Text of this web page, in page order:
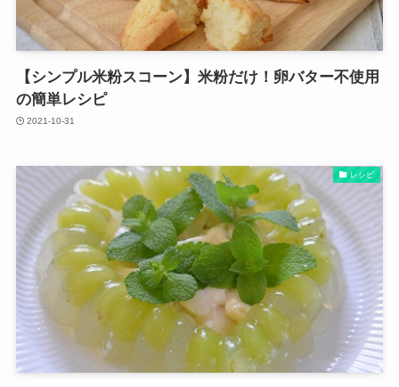
【シンプル米粉スコーン】米粉だけ！卵バター不使用
の簡単レシピ
2021-10-31
レシピ